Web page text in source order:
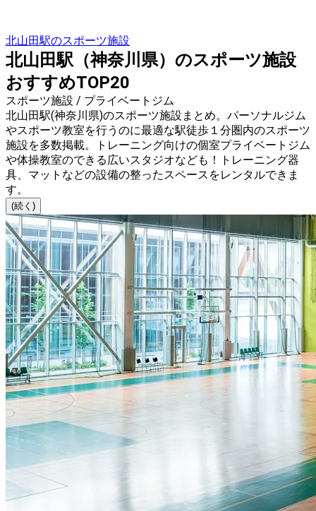
北山田駅のスポーツ施設
北山田駅（神奈川県）のスポーツ施設
おすすめTOP20
スポーツ施設 / プライベートジム
北山田駅(神奈川県)のスポーツ施設まとめ。パーソナルジム
やスポーツ教室を行うのに最適な駅徒歩１分圏内のスポーツ
施設を多数掲載。トレーニング向けの個室プライベートジム
や体操教室のできる広いスタジオなども！トレーニング器
具、マットなどの設備の整ったスペースをレンタルできま
す。
(続く)